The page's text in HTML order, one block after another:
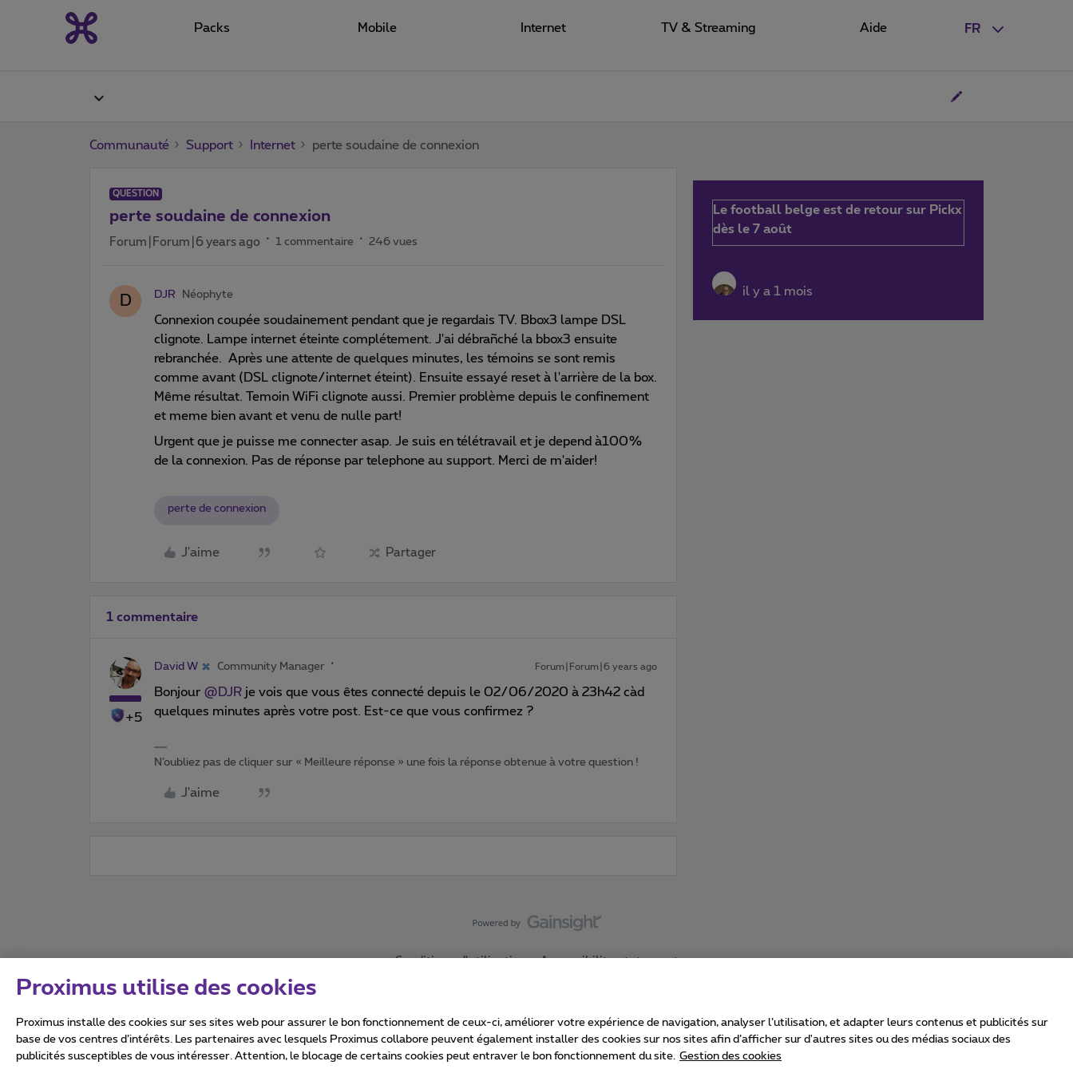
FR
Packs Mobile Internet TV & Streaming Aide
Communauté Support Internet perte soudaine de connexion
QUESTION
perte soudaine de connexion
Forum|Forum|6 years ago 1 commentaire 246 vues
D DJR Néophyte
Connexion coupée soudainement pendant que je regardais TV. Bbox3 lampe DSL
clignote. Lampe internet éteinte complétement. J'ai débrañché la bbox3 ensuite
rebranchée. Après une attente de quelques minutes, les témoins se sont remis
comme avant (DSL clignote/internet éteint). Ensuite essayé reset à l'arrière de la box.
Même résultat. Temoin WiFi clignote aussi. Premier problème depuis le confinement
et meme bien avant et venu de nulle part!
Urgent que je puisse me connecter asap. Je suis en télétravail et je depend à100%
de la connexion. Pas de réponse par telephone au support. Merci de m'aider!
perte de connexion
J'aime Partager
1 commentaire
+5
David W Community Manager Forum|Forum|6 years ago
Bonjour @DJR je vois que vous êtes connecté depuis le 02/06/2020 à 23h42 càd
quelques minutes après votre post. Est-ce que vous confirmez ?
N’oubliez pas de cliquer sur « Meilleure réponse » une fois la réponse obtenue à votre question !
J'aime
Le football belge est de retour sur Pickx
dès le 7 août
il y a 1 mois
Conditions d'utilisation Accessibility statement
Tous droits réservés. ©2026Proximus
Proximus utilise des cookies
Proximus installe des cookies sur ses sites web pour assurer le bon fonctionnement de ceux-ci, améliorer votre expérience de navigation, analyser l’utilisation, et adapter leurs contenus et publicités sur
base de vos centres d’intérêts. Les partenaires avec lesquels Proximus collabore peuvent également installer des cookies sur nos sites afin d’afficher sur d'autres sites ou des médias sociaux des
publicités susceptibles de vous intéresser. Attention, le blocage de certains cookies peut entraver le bon fonctionnement du site. Gestion des cookies